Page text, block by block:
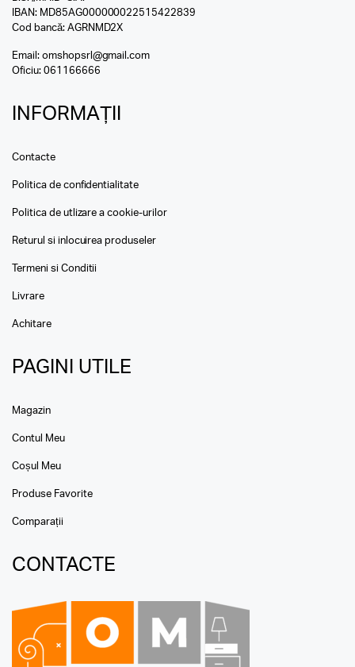
IBAN: MD85AG000000022515422839
Cod bancă: AGRNMD2X
Email: omshopsrl@gmail.com
Oficiu: 061166666
INFORMAȚII
Contacte
Politica de confidentialitate
Politica de utlizare a cookie-urilor
Returul si inlocuirea produseler
Termeni si Conditii
Livrare
Achitare
PAGINI UTILE
Magazin
Contul Meu
Coșul Meu
Produse Favorite
Comparații
CONTACTE